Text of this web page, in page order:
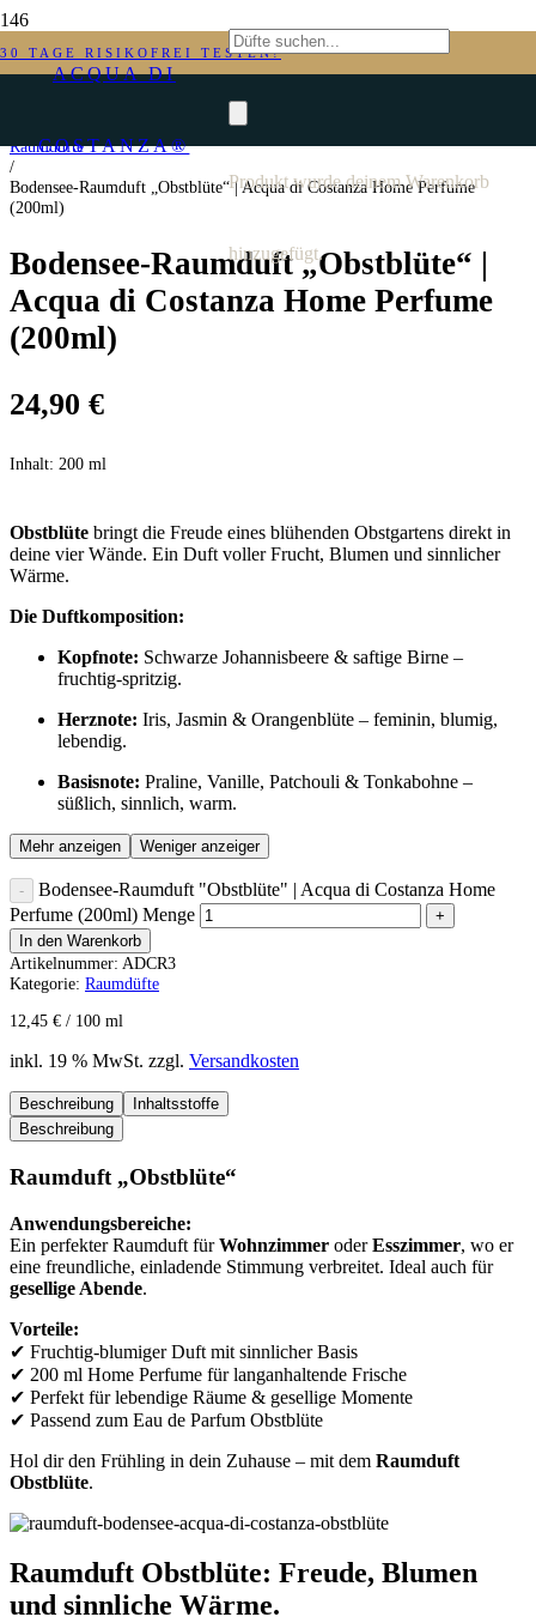
30 TAGE RISIKOFREI TESTEN!
ACQUA DI
COSTANZA®
Produktwurde deinem Warenkorb
hinzugefügt.
Raumdüfte
/
Bodensee-Raumduft „Obstblüte“ | Acqua di Costanza Home Perfume
(200ml)
Bodensee-Raumduft „Obstblüte“ |
Acqua di Costanza Home Perfume
(200ml)
24,90 €
Inhalt: 200 ml
Obstblüte bringt die Freude eines blühenden Obstgartens direkt in
deine vier Wände. Ein Duft voller Frucht, Blumen und sinnlicher
Wärme.
Die Duftkomposition:
Kopfnote: Schwarze Johannisbeere & saftige Birne –
fruchtig-spritzig.
Herznote: Iris, Jasmin & Orangenblüte – feminin, blumig,
lebendig.
Basisnote: Praline, Vanille, Patchouli & Tonkabohne –
süßlich, sinnlich, warm.
Mehr anzeigen Weniger anzeiger
Bodensee-Raumduft "Obstblüte" | Acqua di Costanza Home
Perfume (200ml) Menge
In den Warenkorb
Artikelnummer: ADCR3
Kategorie: Raumdüfte
12,45 € / 100 ml
inkl. 19 % MwSt. zzgl. Versandkosten
Beschreibung
Inhaltsstoffe
Beschreibung
Raumduft „Obstblüte“
Anwendungsbereiche:
Ein perfekter Raumduft fürWohnzimmer oderEsszimmer, wo er
eine freundliche, einladende Stimmung verbreitet. Ideal auch für
gesellige Abende.
Vorteile:
✔ Fruchtig-blumiger Duft mit sinnlicher Basis
✔ 200 ml Home Perfume für langanhaltende Frische
✔ Perfekt für lebendige Räume & gesellige Momente
✔ Passend zum Eau de Parfum Obstblüte
Hol dir den Frühling in dein Zuhause – mit dem Raumduft
Obstblüte.
Raumduft Obstblüte: Freude, Blumen
und sinnliche Wärme.
ANGEBOT!